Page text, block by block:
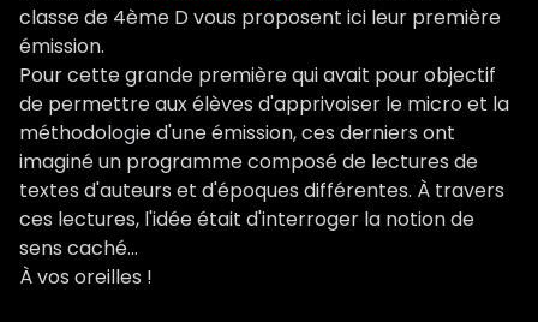
classe de 4ème D vous proposent ici leur première
émission.
Pour cette grande première qui avait pour objectif
de permettre aux élèves d'apprivoiser le micro et la
méthodologie d'une émission, ces derniers ont
imaginé un programme composé de lectures de
textes d'auteurs et d'époques différentes. À travers
ces lectures, l'idée était d'interroger la notion de
sens caché...
À vos oreilles !